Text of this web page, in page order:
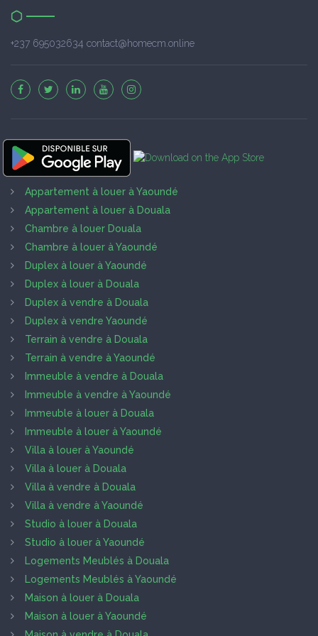
+237 695032634 contact@homecm.online
Appartement à louer à Yaoundé
Appartement à louer à Douala
Chambre à louer Douala
Chambre à louer à Yaoundé
Duplex à louer à Yaoundé
Duplex à louer à Douala
Duplex à vendre à Douala
Duplex à vendre Yaoundé
Terrain à vendre à Douala
Terrain à vendre à Yaoundé
Immeuble à vendre à Douala
Immeuble à vendre à Yaoundé
Immeuble à louer à Douala
Immeuble à louer à Yaoundé
Villa à louer à Yaoundé
Villa à louer à Douala
Villa à vendre à Douala
Villa à vendre à Yaoundé
Studio à louer à Douala
Studio à louer à Yaoundé
Logements Meublés à Douala
Logements Meublés à Yaoundé
Maison à louer à Douala
Maison à louer à Yaoundé